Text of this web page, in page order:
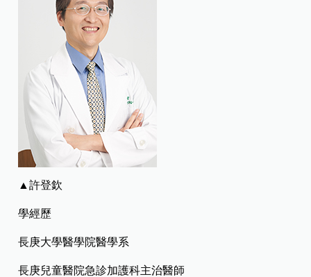
▲許登欽
學經歷
長庚大學醫學院醫學系
長庚兒童醫院急診加護科主治醫師